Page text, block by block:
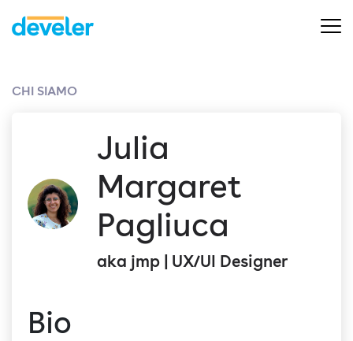
CHI SIAMO
Julia
Margaret
Pagliuca
aka jmp | UX/UI Designer
Bio